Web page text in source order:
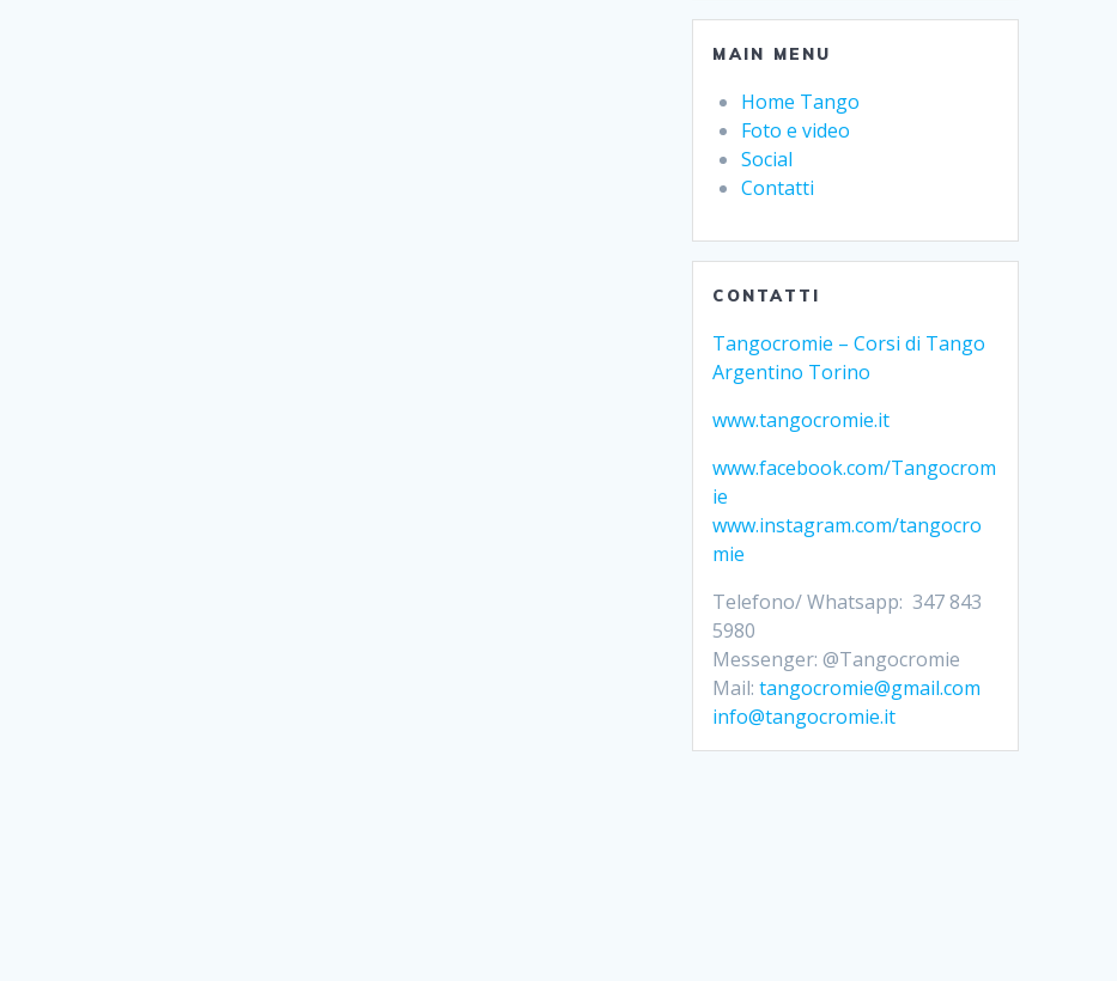
MAIN MENU
Home Tango
Foto e video
Social
Contatti
CONTATTI
Tangocromie – Corsi di Tango
Argentino Torino
www.tangocromie.it
www.facebook.com/Tangocrom
ie
www.instagram.com/tangocro
mie
Telefono/ Whatsapp: 347 843
5980
Messenger: @Tangocromie
Mail:tangocromie@gmail.com
info@tangocromie.it